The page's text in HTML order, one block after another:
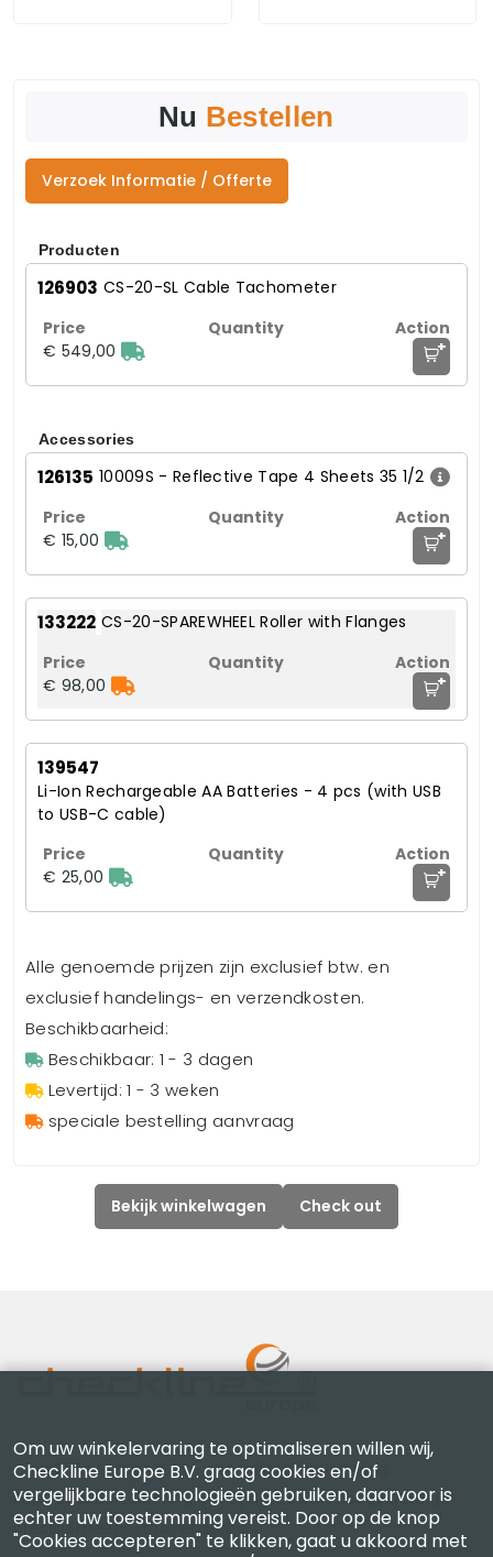
Nu Bestellen
Verzoek Informatie / Offerte
Producten
126903 CS-20-SL Cable Tachometer
€ 549,00 +
Accessories
126135 10009S - Reflective Tape 4 Sheets 35 1/2
€ 15,00 +
133222 CS-20-SPAREWHEEL Roller with Flanges
€ 98,00 +
139547
Li-Ion Rechargeable AA Batteries - 4 pcs (with USB
to USB-C cable)
€ 25,00 +
Alle genoemde prijzen zijn exclusief btw. en
exclusief handelings- en verzendkosten.
Beschikbaarheid:
Beschikbaar: 1 - 3 dagen
Levertijd: 1 - 3 weken
speciale bestelling aanvraag
Bekijk winkelwagen Check out
Checkline Europe B.V. — specialisten in levering,
kalibratie, certificering en reparatie van hoogwaardige
precisiemeetinstrumenten.
Om uw winkelervaring te optimaliseren willen wij,
Checkline Europe B.V. graag cookies en/of
vergelijkbare technologieën gebruiken, daarvoor is
echter uw toestemming vereist. Door op de knop
"Cookies accepteren" te klikken, gaat u akkoord met